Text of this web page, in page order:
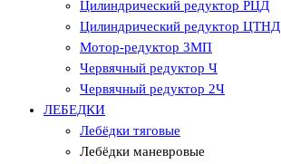
Цилиндрический редуктор РЦД
Цилиндрический редуктор ЦТНД
Мотор-редуктор 3МП
Червячный редуктор Ч
Червячный редуктор 2Ч
ЛЕБЕДКИ
Лебёдки тяговые
Лебёдки маневровые